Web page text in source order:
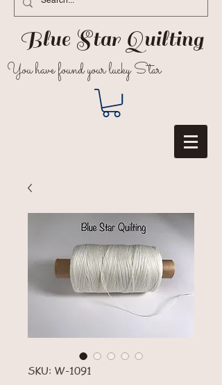
Blue Star Quilting
You have found your lucky Star
SKU: W-1091